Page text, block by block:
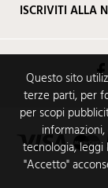
Questo sito
terze parti, per
per scopi
tecnologia, leggi
"Accetto"
ISCRIVITI ALLA